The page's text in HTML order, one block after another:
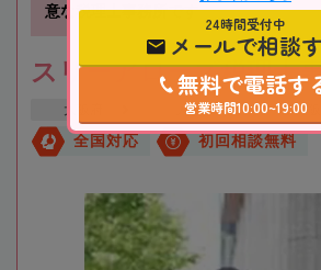
意な税理士事務所です
スリーアローズ税理士
大阪府 大阪市 新大阪
全国対応 初回相談無料
24時間受付中
メールで相談
無料で電話す
営業時間10:00~19:00